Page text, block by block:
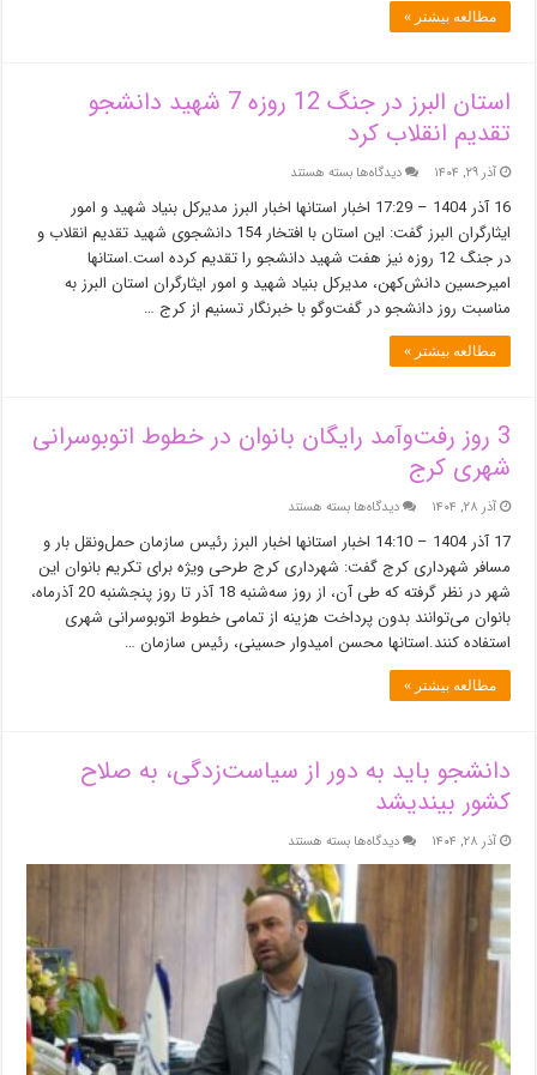
مطالعه بیشتر »
استان البرز در جنگ 12 روزه 7 شهید دانشجو
تقدیم انقلاب کرد
آذر ۲۹, ۱۴۰۴ دیدگاه‌هابرای
البرز
در
جنگ
12
روزه
کرد
بسته هستند
16 آذر 1404 – 17:29 اخبار استانها اخبار البرز مدیرکل بنیاد شهید و امور
ایثارگران البرز گفت: این استان با افتخار 154 دانشجوی شهید تقدیم انقلاب و
در جنگ 12 روزه نیز هفت شهید دانشجو را تقدیم کرده است.استانها
امیرحسین دانش‌کهن، مدیرکل بنیاد شهید و امور ایثارگران استان البرز به
مناسبت روز دانشجو در گفت‌وگو با خبرنگار تسنیم از کرج …
مطالعه بیشتر »
3 روز رفت‌وآمد رایگان بانوان در خطوط اتوبوسرانی
شهری کرج
آذر ۲۸, ۱۴۰۴ دیدگاه‌هابرای
روز
رفت‌وآمد
رایگان
بانوان
خطوط
بسته هستند
17 آذر 1404 – 14:10 اخبار استانها اخبار البرز رئیس سازمان حمل‌ونقل بار و
مسافر شهرداری کرج گفت: شهرداری کرج طرحی ویژه برای تکریم بانوان این
شهر در نظر گرفته که طی آن، از روز سه‌شنبه 18 آذر تا روز پنجشنبه 20 آذرماه،
بانوان می‌توانند بدون پرداخت هزینه از تمامی خطوط اتوبوسرانی شهری
استفاده کنند.استانها محسن امیدوار حسینی، رئیس سازمان …
مطالعه بیشتر »
دانشجو باید به دور از سیاست‌زدگی، به صلاح
کشور بیندیشد
آذر ۲۸, ۱۴۰۴ دیدگاه‌هابرای
دانشجو
باید
به
دور
سیاست‌زدگی،
صلاح
بسته هستند